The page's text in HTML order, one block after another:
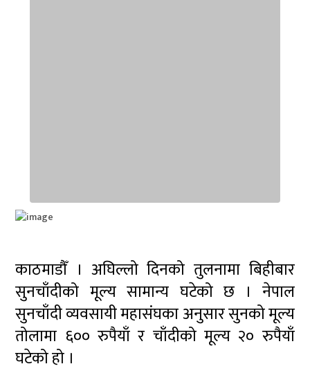
काठमाडौँ । अघिल्लो दिनको तुलनामा बिहीबार
सुनचाँदीको मूल्य सामान्य घटेको छ । नेपाल
सुनचाँदी व्यवसायी महासंघका अनुसार सुनको मूल्य
तोलामा ६०० रुपैयाँ र चाँदीको मूल्य २० रुपैयाँ
घटेको हो ।